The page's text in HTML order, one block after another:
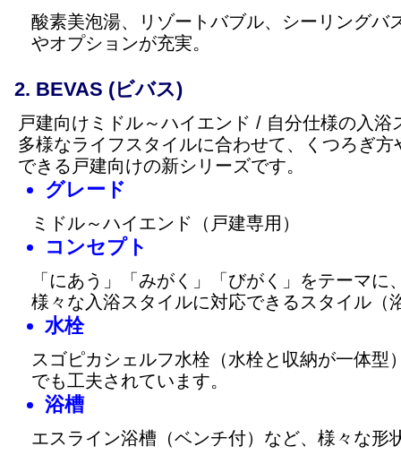
酸素美泡湯、リゾートバブル、シーリングバ
やオプションが充実。
BEVAS (ビバス)
戸建向けミドル～ハイエンド / 自分仕様の入浴
多様なライフスタイルに合わせて、くつろぎ
できる戸建向けの新シリーズです。
グレード
ミドル～ハイエンド（戸建専用）
コンセプト
「にあう」「みがく」「びがく」をテーマ
様々な入浴スタイルに対応できるスタイル（
水栓
スゴピカシェルフ水栓（水栓と収納が一体型
でも工夫されています。
浴槽
エスライン浴槽（ベンチ付）など、様々な形